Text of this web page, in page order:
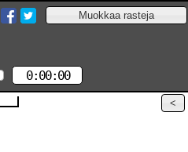
0:00:00